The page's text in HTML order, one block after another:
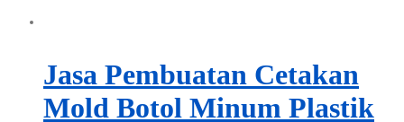
Jasa Pembuatan Cetakan
Mold Botol Minum Plastik